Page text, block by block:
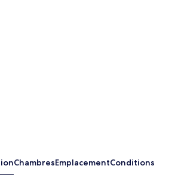
ChambresEmplacementConditions